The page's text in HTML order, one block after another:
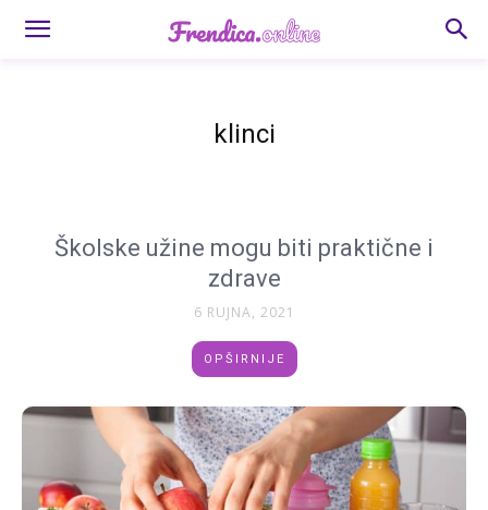
klinci
Školske užine mogu biti praktične i
zdrave
6 RUJNA, 2021
OPŠIRNIJE